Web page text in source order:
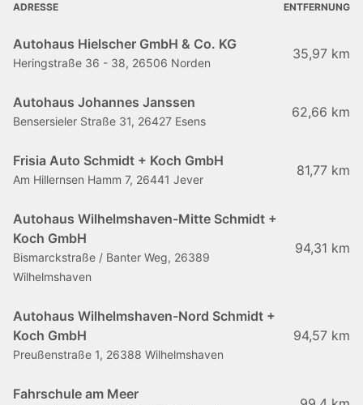
ADRESSE ENTFERNUNG
Autohaus Hielscher GmbH & Co. KG
Heringstraße 36 - 38, 26506 Norden
35,97 km
Autohaus Johannes Janssen
Bensersieler Straße 31, 26427 Esens
62,66 km
Frisia Auto Schmidt + Koch GmbH
Am Hillernsen Hamm 7, 26441 Jever
81,77 km
Autohaus Wilhelmshaven-Mitte Schmidt +
Koch GmbH
Bismarckstraße / Banter Weg, 26389
Wilhelmshaven
94,31 km
Autohaus Wilhelmshaven-Nord Schmidt +
Koch GmbH
Preußenstraße 1, 26388 Wilhelmshaven
94,57 km
Fahrschule am Meer